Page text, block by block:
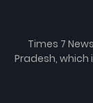
Times 7
Pradesh,